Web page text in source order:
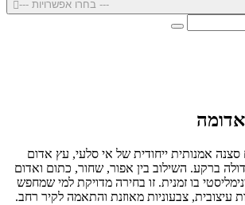
--- בחרו אפשרויות ---
אמנותית ייחודית של אי סלעי, עץ אדום
ברקע. השילוב בין אפור, שחור, כתום ואדום
בו זמנית. זו בחירה מדויקת למי שמחפש
עיצובית, צבעוניות מאוזנת והתאמה לקיר רחב.